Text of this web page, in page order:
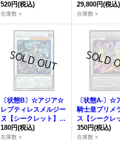
レット】{アジアQCC
P-JP009}《シンク
ロ》
520円(税込)
在庫数 ×
ト】{アジア
06}《シンクロ
29,800円(税込)
在庫数 ×
〔状態B〕☆アジア☆
レプティレスメルジー
ヌ【シークレット】
{アジアBODE-JP043}
《シンクロ》
180円(税込)
在庫数 ×
〔状態A-〕☆
騎士皇プリメ
ス【シークレ
{アジアROTA-
《シンクロ》
350円(税込)
在庫数 ×